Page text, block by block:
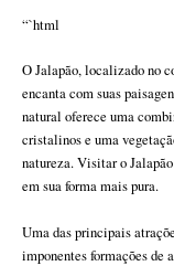
“`html
O Jalapão, localizado no
encanta com suas
natural oferece uma
cristalinos e uma
natureza. Visitar o
em sua forma mais pura.
Uma das principais
imponentes formações de